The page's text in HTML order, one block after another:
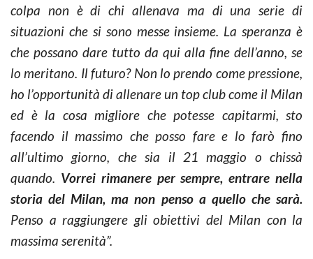
colpa non è di chi allenava ma di una serie di
situazioni che si sono messe insieme. La speranza è
che possano dare tutto da qui alla fine dell’anno, se
lo meritano. Il futuro? Non lo prendo come pressione,
ho l’opportunità di allenare un top club come il Milan
ed è la cosa migliore che potesse capitarmi, sto
facendo il massimo che posso fare e lo farò fino
all’ultimo giorno, che sia il 21 maggio o chissà
quando. Vorrei rimanere per sempre, entrare nella
storia del Milan, ma non penso a quello che sarà.
Penso a raggiungere gli obiettivi del Milan con la
massima serenità”.